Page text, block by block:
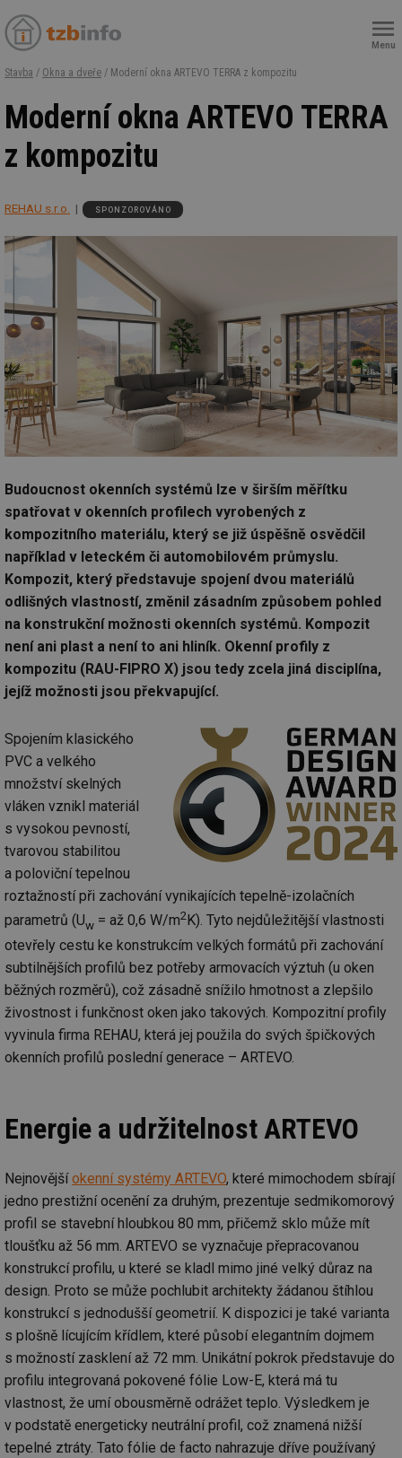
Menu
Stavba / Okna a dveře / Moderní okna ARTEVO TERRA z kompozitu
Moderní okna ARTEVO TERRA
z kompozitu
REHAU s.r.o. SPONZOROVÁNO
Budoucnost okenních systémů lze v širším měřítku
spatřovat v okenních profilech vyrobených z
kompozitního materiálu, který se již úspěšně osvědčil
například v leteckém či automobilovém průmyslu.
Kompozit, který představuje spojení dvou materiálů
odlišných vlastností, změnil zásadním způsobem pohled
na konstrukční možnosti okenních systémů. Kompozit
není ani plast a není to ani hliník. Okenní profily z
kompozitu (RAU-FIPRO X) jsou tedy zcela jiná disciplína,
jejíž možnosti jsou překvapující.
Spojením klasického
PVC a velkého
množství skelných
vláken vznikl materiál
s vysokou pevností,
tvarovou stabilitou
a poloviční tepelnou
roztažností při zachování vynikajících tepelně-izolačních
parametrů (Uw = až 0,6 W/m2K). Tyto nejdůležitější vlastnosti
otevřely cestu ke konstrukcím velkých formátů při zachování
subtilnějších profilů bez potřeby armovacích výztuh (u oken
běžných rozměrů), což zásadně snížilo hmotnost a zlepšilo
živostnost i funkčnost oken jako takových. Kompozitní profily
vyvinula firma REHAU, která jej použila do svých špičkových
okenních profilů poslední generace – ARTEVO.
Energie a udržitelnost ARTEVO
Nejnovějšíokenní systémy ARTEVO, které mimochodem sbírají
jedno prestižní ocenění za druhým, prezentuje sedmikomorový
profil se stavební hloubkou 80 mm, přičemž sklo může mít
tloušťku až 56 mm. ARTEVO se vyznačuje přepracovanou
konstrukcí profilu, u které se kladl mimo jiné velký důraz na
design. Proto se může pochlubit architekty žádanou štíhlou
konstrukcí s jednodušší geometrií. K dispozici je také varianta
s plošně lícujícím křídlem, které působí elegantním dojmem
s možností zasklení až 72 mm. Unikátní pokrok představuje do
profilu integrovaná pokovené fólie Low-E, která má tu
vlastnost, že umí obousměrně odrážet teplo. Výsledkem je
v podstatě energeticky neutrální profil, což znamená nižší
tepelné ztráty. Tato fólie de facto nahrazuje dříve používaný